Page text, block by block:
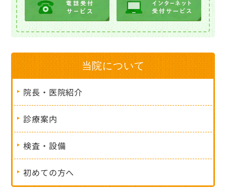
当院について
院長・医院紹介
診療案内
検査・設備
初めての方へ